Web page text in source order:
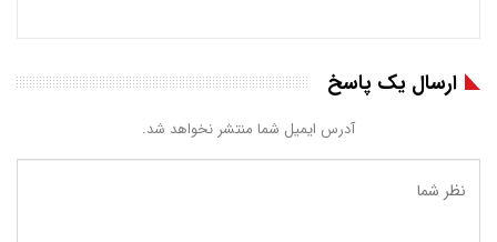
ارسال یک پاسخ
آدرس ایمیل شما منتشر نخواهد شد.